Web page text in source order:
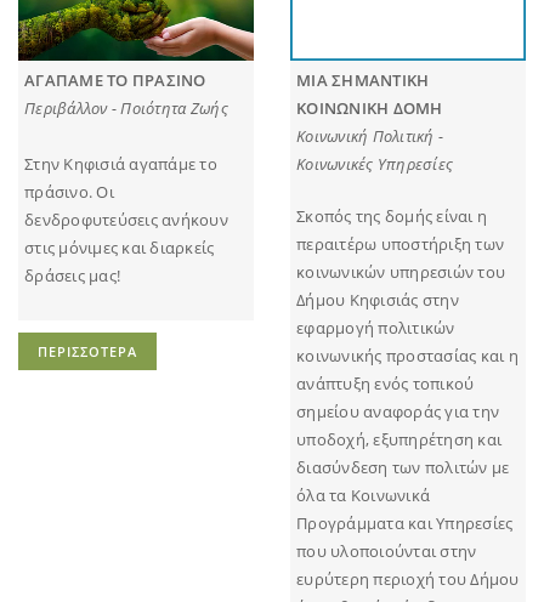
ΑΓΑΠΑΜΕ ΤΟ ΠΡΑΣΙΝΟ
Περιβάλλον - Ποιότητα Ζωής
Στην Κηφισιά αγαπάμε το
πράσινο. Οι
δενδροφυτεύσεις ανήκουν
στις μόνιμες και διαρκείς
δράσεις μας!
ΠΕΡΙΣΣΟΤΕΡΑ
ΜΙΑ ΣΗΜΑΝΤΙΚΗ
ΚΟΙΝΩΝΙΚΗ ΔΟΜΗ
Κοινωνική Πολιτική -
Κοινωνικές Υπηρεσίες
Σκοπός της δομής είναι η
περαιτέρω υποστήριξη των
κοινωνικών υπηρεσιών του
Δήμου Κηφισιάς στην
εφαρμογή πολιτικών
κοινωνικής προστασίας και η
ανάπτυξη ενός τοπικού
σημείου αναφοράς για την
υποδοχή, εξυπηρέτηση και
διασύνδεση των πολιτών με
όλα τα Κοινωνικά
Προγράμματα και Υπηρεσίες
που υλοποιούνται στην
ευρύτερη περιοχή του Δήμου